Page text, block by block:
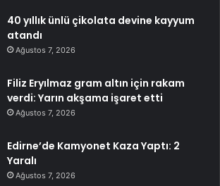
40 yıllık ünlü çikolata devine kayyum
atandı
Ağustos 7, 2026
Filiz Eryılmaz gram altın için rakam
verdi: Yarın akşama işaret etti
Ağustos 7, 2026
Edirne’de Kamyonet Kaza Yaptı: 2
Yaralı
Ağustos 7, 2026